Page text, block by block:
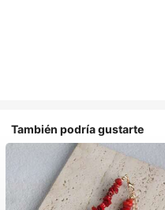
También podría gustarte